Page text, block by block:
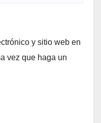
y sitio web en
vez que haga un